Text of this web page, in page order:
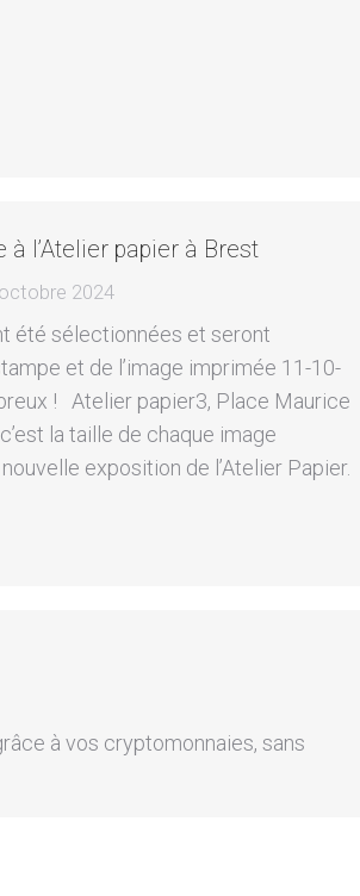
à l’Atelier papier à Brest
2024
été sélectionnées et seront
et de l’image imprimée 11-10-
! Atelier papier3, Place Maurice
la taille de chaque image
exposition de l’Atelier Papier.
à vos cryptomonnaies, sans